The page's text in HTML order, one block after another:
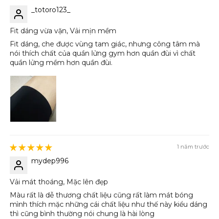
_totoro123_
Fit dáng vừa vặn, Vải mịn mềm
Fit dáng, che được vùng tam giác, nhưng công tâm mà
nói thích chất của quần lửng gym hơn quần đùi vì chất
quần lửng mềm hơn quần đùi.
1 năm trước
mydep996
Vải mát thoáng, Mặc lên đẹp
Màu rất là dễ thương chất liệu cũng rất làm mát bóng
mình thích mặc những cái chất liệu như thế này kiểu dáng
thì cũng bình thường nói chung là hài lòng